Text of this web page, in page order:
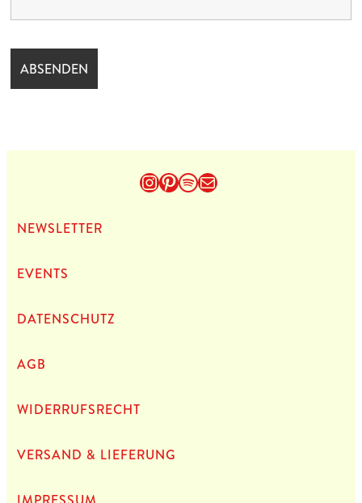
Instagram
Pinterest
Spotify
E-Mail
NEWS­LET­TER
EVENTS
DATEN­SCHUTZ
AGB
WIDERRUFSRECHT
VERSAND & LIEFERUNG
IMPRES­SUM